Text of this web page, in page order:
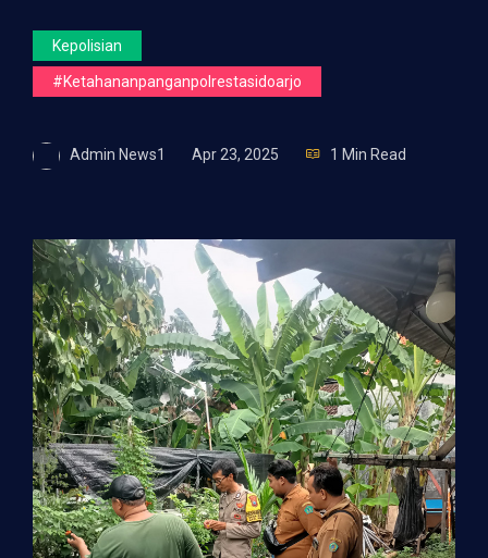
Kepolisian
#ketahananpanganpolrestasidoarjo
Admin News1 Apr 23, 2025 1 Min Read